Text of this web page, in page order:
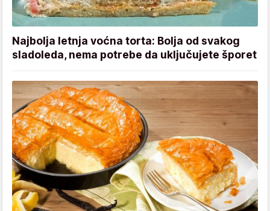
Najbolja letnja voćna torta: Bolja od svakog
sladoleda, nema potrebe da uključujete šporet